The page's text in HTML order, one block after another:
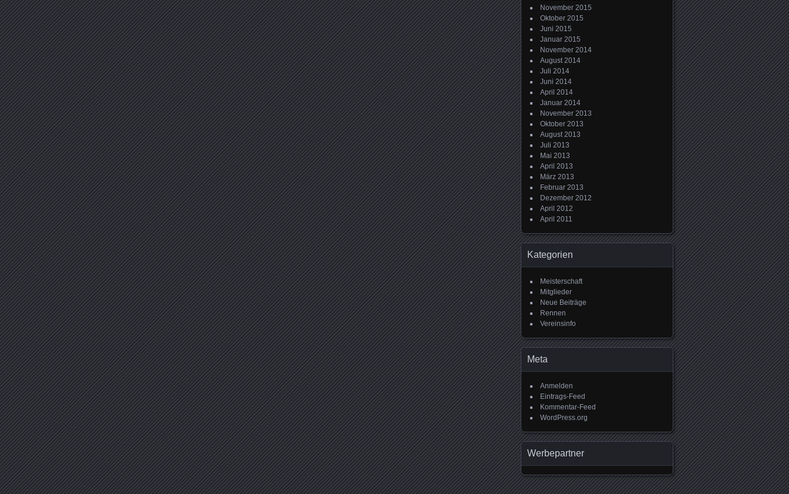
November 2015
Oktober 2015
Juni 2015
Januar 2015
November 2014
August 2014
Juli 2014
Juni 2014
April 2014
Januar 2014
November 2013
Oktober 2013
August 2013
Juli 2013
Mai 2013
April 2013
März 2013
Februar 2013
Dezember 2012
April 2012
April 2011
Kategorien
Meisterschaft
Mitglieder
Neue Beiträge
Rennen
Vereinsinfo
Meta
Anmelden
Eintrags-Feed
Kommentar-Feed
WordPress.org
Werbepartner